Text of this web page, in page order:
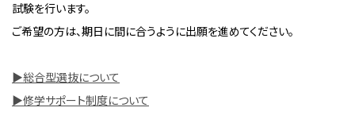
試験を行います。
ご希望の方は、期日に間に合うように出願を進めてください。
▶総合型選抜について
▶修学サポート制度について